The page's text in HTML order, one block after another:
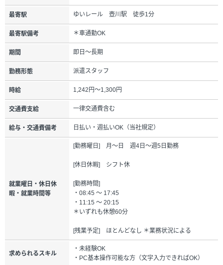
最寄駅 ゆいレール 壺川駅 徒歩1分
最寄駅備考 ＊車通勤OK
期間 即日～長期
勤務形態 派遣スタッフ
時給 1,242円～1,300円
交通費支給 一律交通費含む
給与・交通費備考 日払い・週払いOK（当社規定）
就業曜日・休日休
暇・就業時間等
[勤務曜日] 月～日 週4日～週5日勤務
[休日休暇] シフト休
[勤務時間]
・08:45 ～ 17:45
・11:15 ～ 20:15
＊いずれも休憩60分
[残業予定] ほとんどなし ＊業務状況による
求められるスキル
・未経験OK
・PC基本操作可能な方（文字入力できればOK）